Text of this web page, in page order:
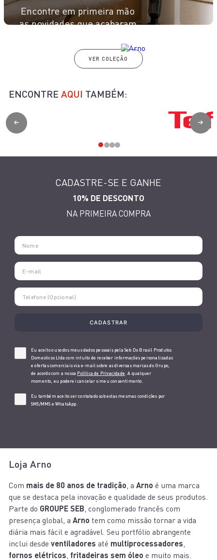
Encontre em primeira mão
as novidades que acabaram
VER COLEÇÃO
ENCONTRE AQUI TAMBÉM:
CADASTRE-SE E GANHE
10% DE DESCONTO
NA PRIMEIRA COMPRA
Eu aceito o uso dos meus dados pessoais pela Seb Do Brasil Produtos
Domesticos Ltda com intuito de receber informações personalizadas
e ofertas comerciais via e-mail sobre as diversas marcas do Grupo,
de acordo com a nossa Política de Privacidade . A qualquer
momento, eu poderei cancelar o meu consentimento.
Eu também aceito ser contatado sob estas mesmas condições por
SMS/MMS e WhatsApp.
Loja Arno
Com mais de 80 anos de tradição, a Arno é uma marca
que se destaca pela inovação e qualidade de seus produtos.
Parte do GROUPE SEB, conglomerado francês com
presença global, a Arno tem como missão tornar a vida
diária mais fácil e agradável. Seu portfólio abrangente
inclui desde ventiladores até multiprocessadores,
fornos elétricos, fritadeiras sem óleo e muito mais.